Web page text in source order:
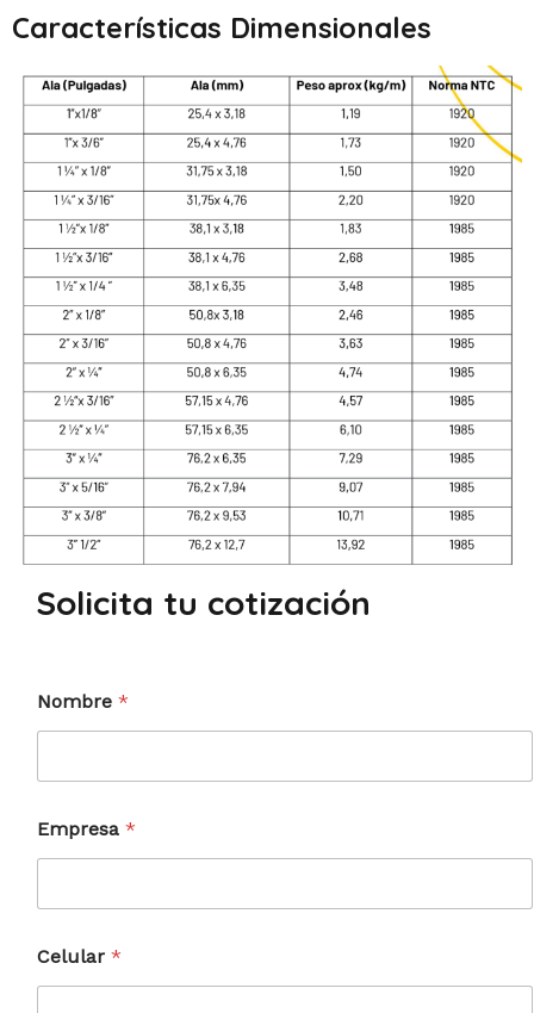
Características Dimensionales
Solicita tu cotización
Nombre *
Empresa *
Celular *